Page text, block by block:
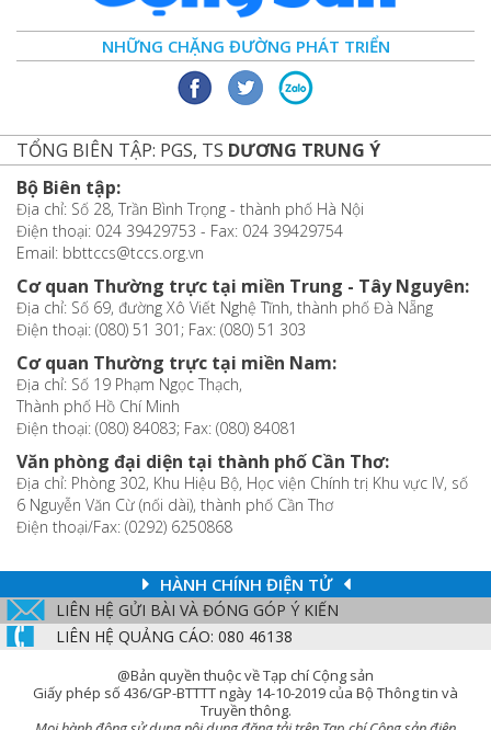
NHỮNG CHẶNG ĐƯỜNG PHÁT TRIỂN
TỔNG BIÊN TẬP: PGS, TS DƯƠNG TRUNG Ý
Bộ Biên tập:
Địa chỉ: Số 28, Trần Bình Trọng - thành phố Hà Nội
Điện thoại: 024 39429753 - Fax: 024 39429754
Email: bbttccs@tccs.org.vn
Cơ quan Thường trực tại miền Trung - Tây Nguyên:
Địa chỉ: Số 69, đường Xô Viết Nghệ Tĩnh, thành phố Đà Nẵng
Điện thoại: (080) 51 301; Fax: (080) 51 303
Cơ quan Thường trực tại miền Nam:
Địa chỉ: Số 19 Phạm Ngọc Thạch,
Thành phố Hồ Chí Minh
Điện thoại: (080) 84083; Fax: (080) 84081
Văn phòng đại diện tại thành phố Cần Thơ:
Địa chỉ: Phòng 302, Khu Hiệu Bộ, Học viện Chính trị Khu vực IV, số
6 Nguyễn Văn Cừ (nối dài), thành phố Cần Thơ
Điện thoại/Fax: (0292) 6250868
HÀNH CHÍNH ĐIỆN TỬ
LIÊN HỆ GỬI BÀI VÀ ĐÓNG GÓP Ý KIẾN
LIÊN HỆ QUẢNG CÁO: 080 46138
@Bản quyền thuộc về Tạp chí Cộng sản
Giấy phép số 436/GP-BTTTT ngày 14-10-2019 của Bộ Thông tin và
Truyền thông.